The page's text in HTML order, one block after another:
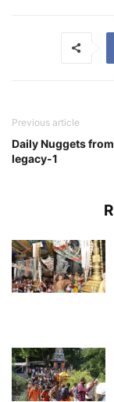
Previous article
Daily Nuggets
legacy-1